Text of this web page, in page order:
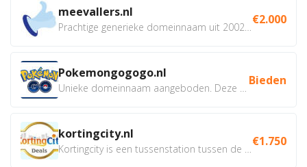
meevallers.nl €2.000
Pokemongogogo.nl Bieden
kortingcity.nl €1.750